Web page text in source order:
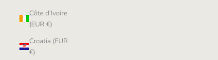
Côte d’Ivoire
(EUR €)
Croatia (EUR
€)